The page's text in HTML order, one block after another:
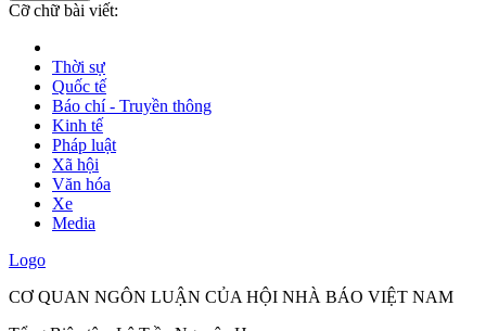
Cỡ chữ bài viết:
Thời sự
Quốc tế
Báo chí - Truyền thông
Kinh tế
Pháp luật
Xã hội
Văn hóa
Xe
Media
Logo
CƠ QUAN NGÔN LUẬN CỦA HỘI NHÀ BÁO VIỆT NAM